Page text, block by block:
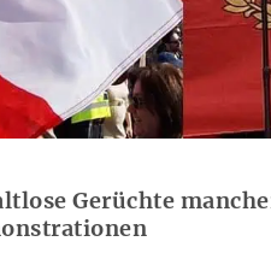
Gerüchte